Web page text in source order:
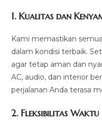
1.Kualitas dan
Kami memastikan
dalam kondisi terbaik.
agar tetap aman dan
AC, audio, dan interior
perjalanan Anda terasa
2.Fleksibilitas Waktu